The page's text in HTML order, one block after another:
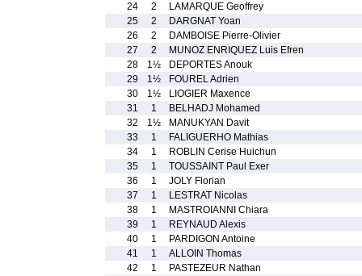
24
2
LAMARQUE Geoffrey
25
2
DARGNAT Yoan
26
2
DAMBOISE Pierre-Olivier
27
2
MUNOZ ENRIQUEZ Luis Efren
28
1½
DEPORTES Anouk
29
1½
FOUREL Adrien
30
1½
LIOGIER Maxence
31
1
BELHADJ Mohamed
32
1½
MANUKYAN Davit
33
1
FALIGUERHO Mathias
34
1
ROBLIN Cerise Huichun
35
1
TOUSSAINT Paul Exer
36
1
JOLY Florian
37
1
LESTRAT Nicolas
38
1
MASTROIANNI Chiara
39
1
REYNAUD Alexis
40
1
PARDIGON Antoine
41
1
ALLOIN Thomas
42
1
PASTEZEUR Nathan